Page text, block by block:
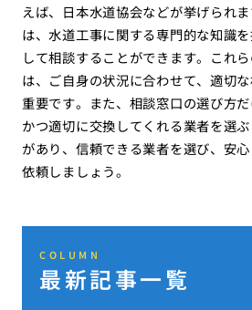
えば、日本水道協会などが挙げられ
は、水道工事に関する専門的な知識
して相談することができます。これ
は、ご自身の状況に合わせて、適切
重要です。また、相談窓口の選び方
かつ適切に交換してくれる業者を選
があり、信頼できる業者を選び、安
依頼しましょう。
COLUMN
最新記事一覧